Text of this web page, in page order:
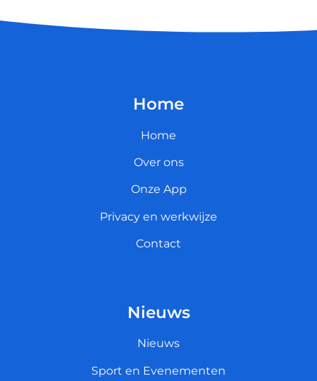
Home
Home
Over ons
Onze App
Privacy en werkwijze
Contact
Nieuws
Nieuws
Sport en Evenementen